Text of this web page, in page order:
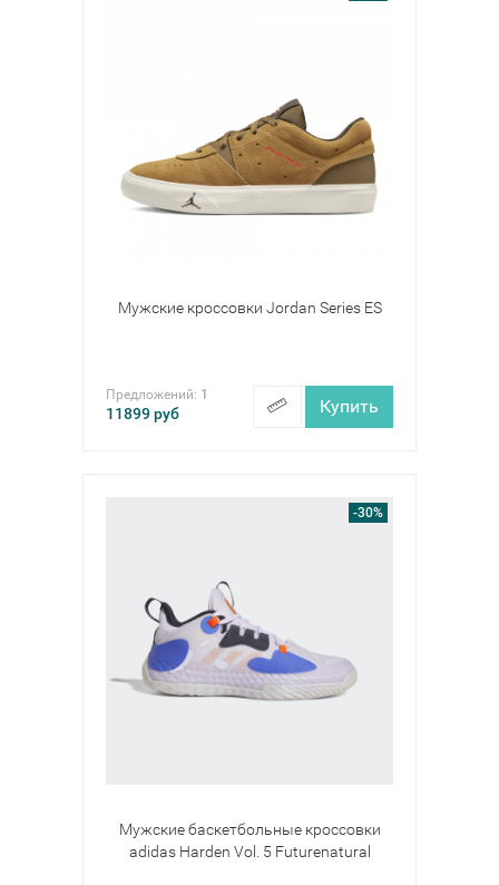
Мужские кроссовки Jordan Series ES
Предложений: 1
11899руб Купить
-30%
Мужские баскетбольные кроссовки
adidas Harden Vol. 5 Futurenatural